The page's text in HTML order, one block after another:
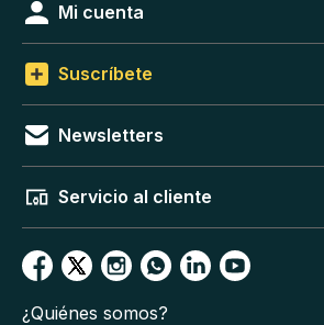
Mi cuenta
Suscríbete
Newsletters
Servicio al cliente
¿Quiénes somos?